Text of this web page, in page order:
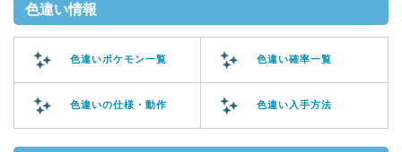
色違い情報
色違いポケモン一覧 色違い確率一覧
色違いの仕様・動作 色違い入手方法